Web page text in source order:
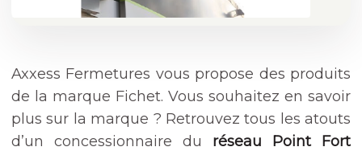
Axxess Fermetures vous propose des produits
de la marque Fichet. Vous souhaitez en savoir
plus sur la marque ? Retrouvez tous les atouts
d’un concessionnaire du réseau Point Fort